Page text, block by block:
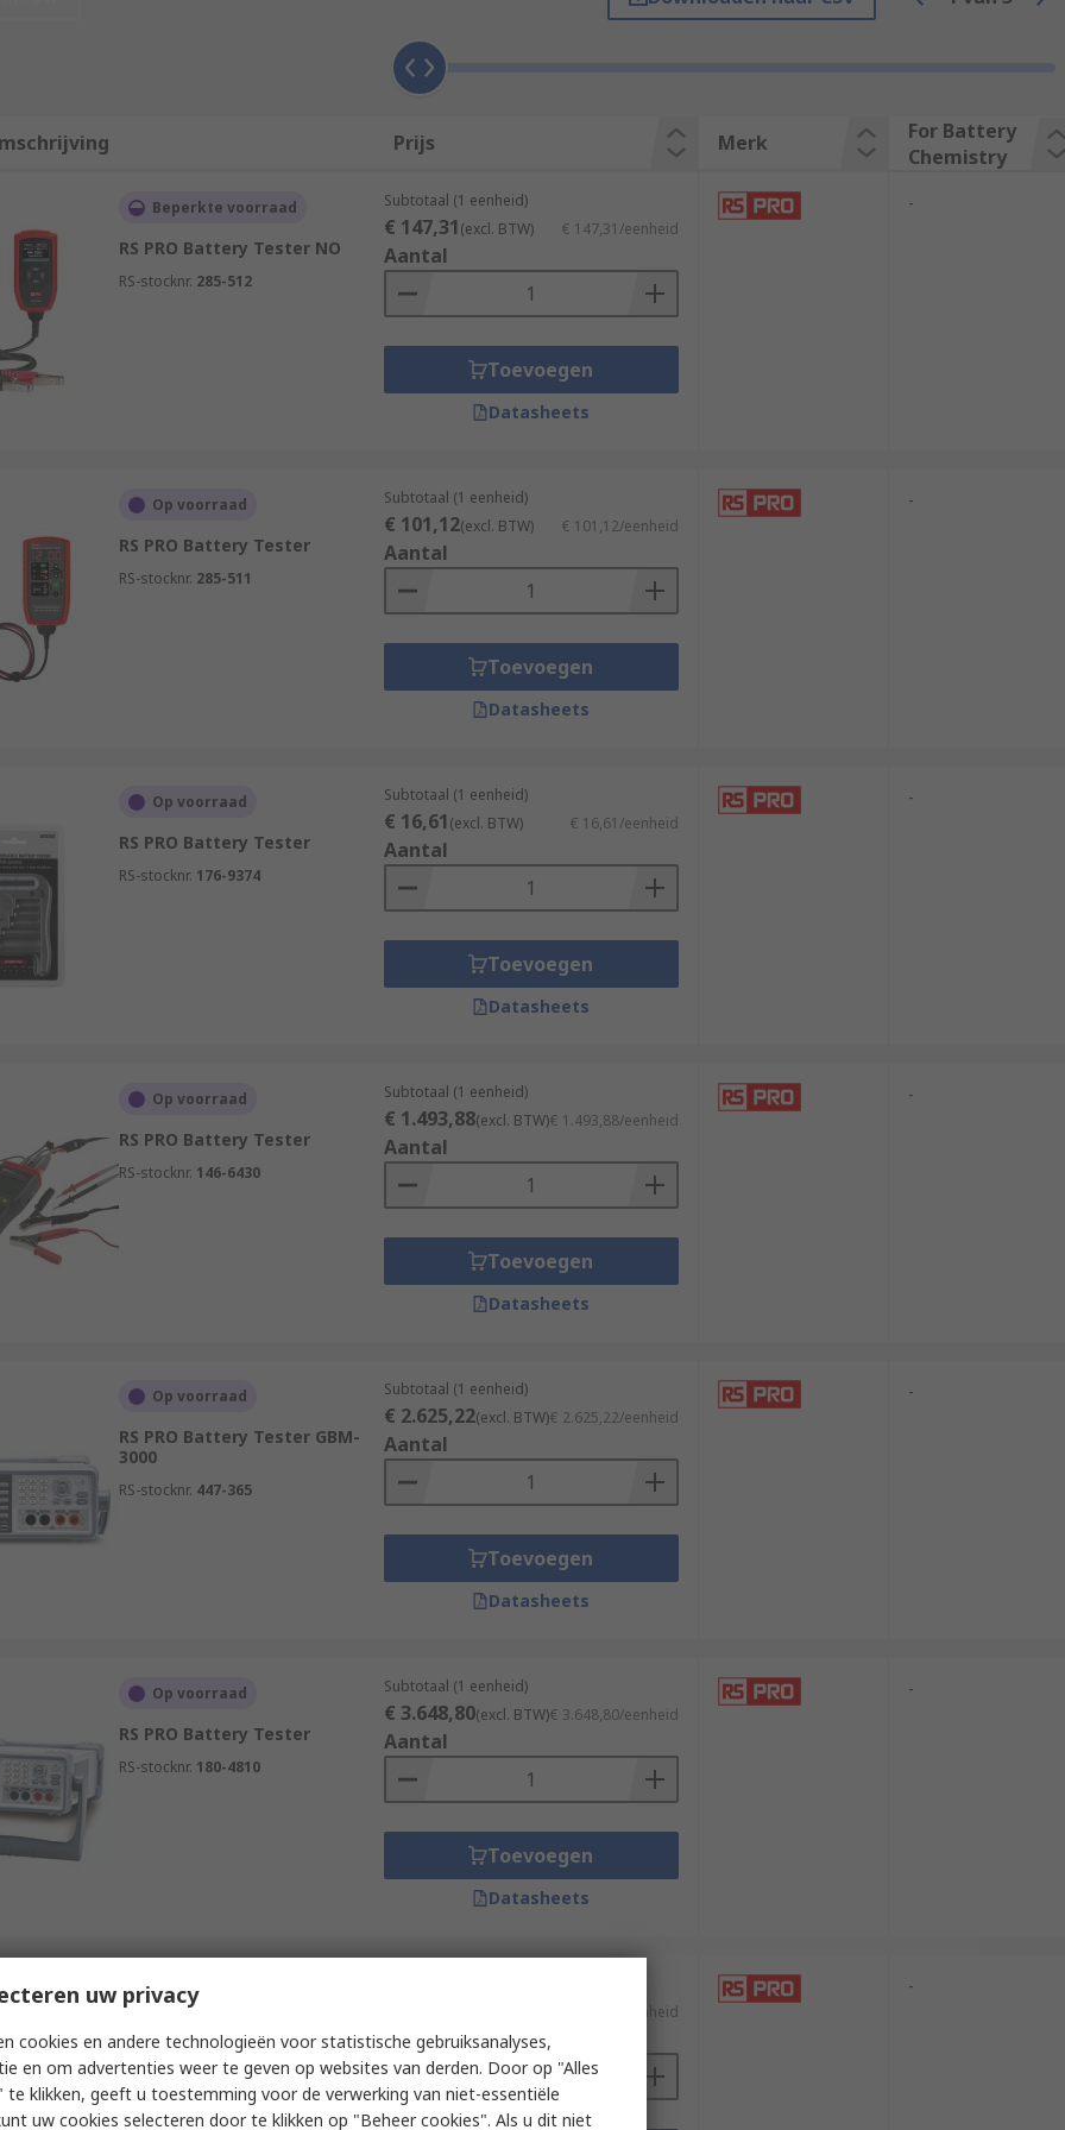
to large automotive and car batteries.
Common battery chemistries include Alkaline, Lithium-Ion (Li-ion), Nickel-cadmium (NiCd), and
of battery chemistry, these common kinds cover most household batteries, such as AA, AAA, C, D,
tester is compatible is key to safe testing conditions.
to determine the condition of batteries and how much power they are holding, including:
Prijs Merk
For Battery
Chemistry
Beperkte voorraad
RS PRO Battery Tester NO
RS-stocknr. 285-512
Subtotaal (1 eenheid)
€ 147,31(excl. BTW) € 147,31/eenheid
Aantal
Toevoegen
Datasheets
-
Op voorraad
RS PRO Battery Tester
RS-stocknr. 285-511
Subtotaal (1 eenheid)
€ 101,12(excl. BTW) € 101,12/eenheid
Aantal
Toevoegen
Datasheets
-
Op voorraad
RS PRO Battery Tester
RS-stocknr. 176-9374
Subtotaal (1 eenheid)
€ 16,61(excl. BTW) € 16,61/eenheid
Aantal
Toevoegen
Datasheets
-
Op voorraad
RS PRO Battery Tester
RS-stocknr. 146-6430
Subtotaal (1 eenheid)
€ 1.493,88(excl. BTW)€ 1.493,88/eenheid
Aantal
Toevoegen
Datasheets
-
Op voorraad
RS PRO Battery Tester GBM-
3000
RS-stocknr. 447-365
Subtotaal (1 eenheid)
€ 2.625,22(excl. BTW)€ 2.625,22/eenheid
Aantal
Toevoegen
Datasheets
-
Op voorraad
RS PRO Battery Tester
RS-stocknr. 180-4810
Subtotaal (1 eenheid)
€ 3.648,80(excl. BTW)€ 3.648,80/eenheid
Aantal
Toevoegen
Datasheets
-
Tijdelijk niet op voorraad
RS PRO Battery Tester GBM-
3000
RS-stocknr. 447-363
€ 4.955,63/eenheid
Aantal
-
uw privacy
cookies en andere technologieën voor statistische gebruiksanalyses,
en om advertenties weer te geven op websites van derden. Door op "Alles
te klikken, geeft u toestemming voor de verwerking van niet-essentiële
uw cookies selecteren door te klikken op "Beheer cookies". Als u dit niet